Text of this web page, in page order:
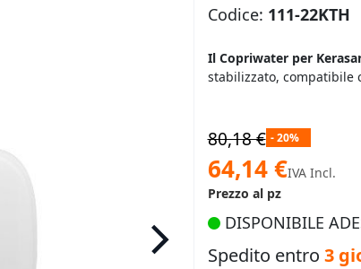
Codice: 111-22KTH
Il Copriwater per
stabilizzato, compatibile
80,18 € - 20%
Prezzo
speciale
64,14 €IVA Incl.
Prezzo al pz
DISPONIBILE
Spedito entro 3